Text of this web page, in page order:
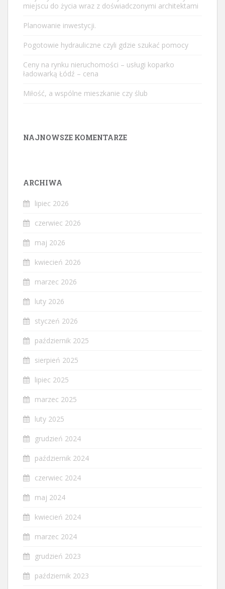
miejscu do życia wraz z doświadczonymi architektami
Planowanie inwestycji.
Pogotowie hydrauliczne czyli gdzie szukać pomocy
Ceny na rynku nieruchomości – usługi koparko
ładowarką Łódź – cena
Miłość, a wspólne mieszkanie czy ślub
NAJNOWSZE KOMENTARZE
ARCHIWA
lipiec 2026
czerwiec 2026
maj 2026
kwiecień 2026
marzec 2026
luty 2026
styczeń 2026
październik 2025
sierpień 2025
lipiec 2025
marzec 2025
luty 2025
grudzień 2024
październik 2024
czerwiec 2024
maj 2024
kwiecień 2024
marzec 2024
grudzień 2023
październik 2023